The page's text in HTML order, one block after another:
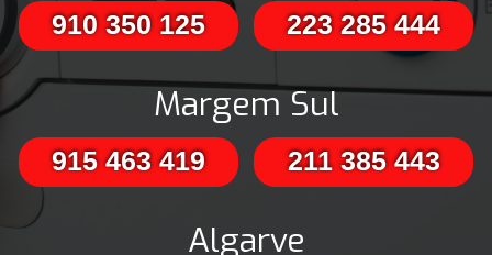
910 350 125 223 285 444
Margem Sul
915 463 419 211 385 443
Algarve